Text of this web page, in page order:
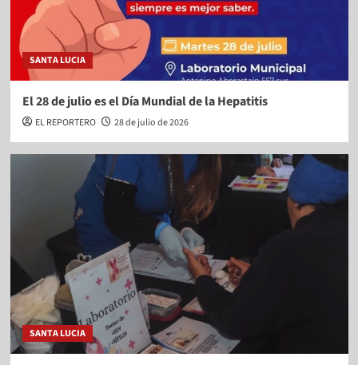
SANTA LUCIA
El 28 de julio es el Día Mundial de la Hepatitis
EL REPORTERO 28 de julio de 2026
SANTA LUCIA